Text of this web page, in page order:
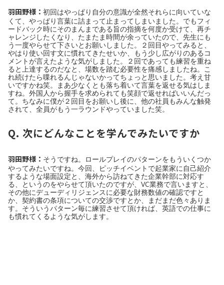
羽田野様： 初回はやっぱり自分の意識が全然それらに向いていな
くて、やっぱり言葉に詰まって止まってしまいました。でもフィ
ードバック時にそのまんまである旨の指摘を何度か受けて、再チ
ャレンジしたくなり、たまたま時間が余っていたので、先生にも
う一度やらせて下さいとお願いしました。２回目やってみると、
やはり使い回す文に慣れてきたせいか、もう少し広がりのあるコ
メントが言えたような気がしました。２回であっても練習を重ね
ると上達するのだなと、場数を踏む必要性を痛感しましたね。こ
れ続けたら喋れるんじゃないかってちょっと思いました。考え甘
いですかね笑。まあ少なくとも落ち着いて言葉を返せる気はしま
すね。外国人から握手を求められても笑顔で返せればいいんだっ
て。ちなみに僕が２回目をお願いし後に、他の社員もみんな触発
されて、全員がもう一ラウンドやっていました笑。
Q. 次にどんなことを学んでみたいですか
羽田野様： そうですね。ロールプレイのパターンをもういくつか
やってみたいですね。今回、ピッチイベントで起業家に自己紹介
するような場面設定と、海外から訪ねてきた企業幹部に対応す
る、というのをやらせて頂いたのですが、VC業務で言いますと、
その他にデューディリジェンスに必要な財務数値の確認ですと
か、契約書の条項についての交渉ですとか、まだまだ色々ありま
す。そういうパターン毎に練習させて頂ければ、英語での仕事に
も慣れてくるような気がします。